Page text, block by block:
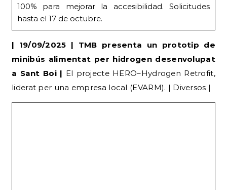
| 19/09/2025 | TMB presenta un prototip de
minibús alimentat per hidrogen desenvolupat
liderat per una empresa local (EVARM). | Diversos |